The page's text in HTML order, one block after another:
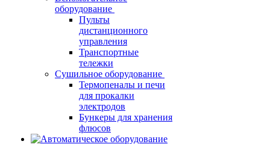
оборудование
Пульты
дистанционного
управления
Транспортные
тележки
Сушильное оборудование
Термопеналы и печи
для прокалки
электродов
Бункеры для хранения
флюсов